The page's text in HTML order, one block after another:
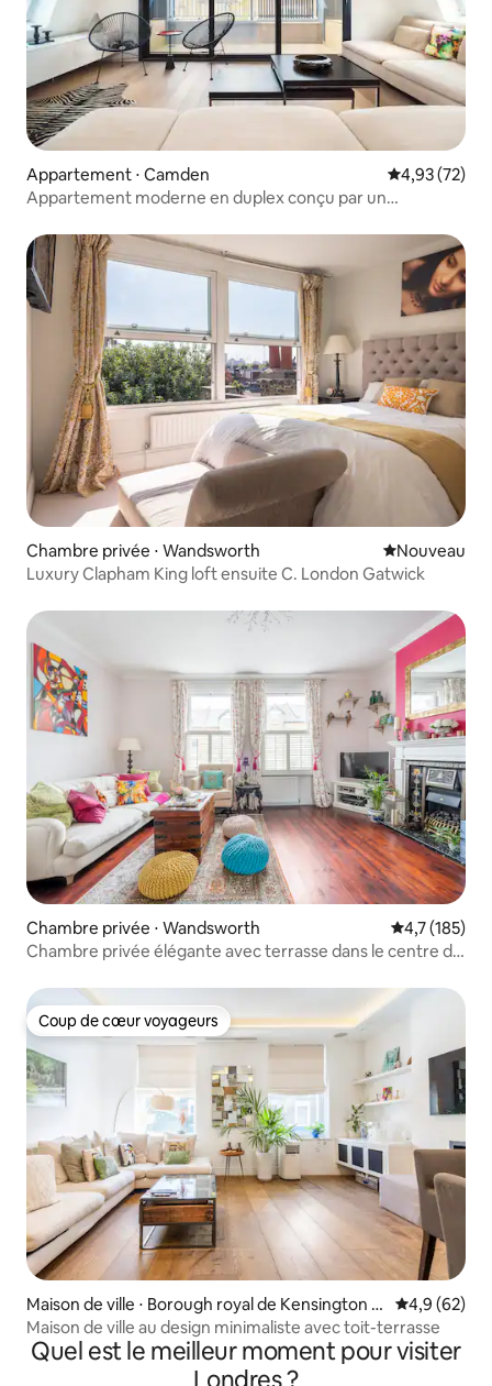
Appartement ⋅ Camden Évaluation
4,93 (72)
Appartement moderne en duplex conçu par un
Chambre privée ⋅ Wandsworth Nouvel
Nouveau
Luxury Clapham King loft ensuite C. London Gatwick
Chambre privée ⋅ Wandsworth Évaluation
4,7 (185)
Chambre privée élégante avec terrasse dans le centre de
Coup de cœur voyageurs
Coup de cœur voyageurs
Maison de ville ⋅ Borough royal de Kensington e
t Chelsea
Évaluation
4,9 (62)
Maison de ville au design minimaliste avec toit-terrasse
Quel est le meilleur moment pour visiter